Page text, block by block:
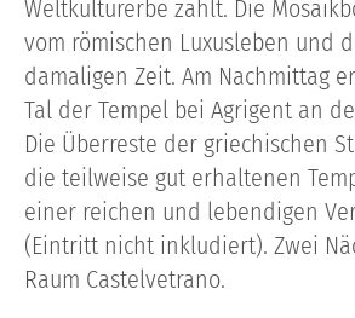
Weltkulturerbe zählt. Die
vom römischen Luxusleben und
damaligen Zeit. Am Nachmittag
Tal der Tempel bei Agrigent an
Die Überreste der griechischen
die teilweise gut erhaltenen
einer reichen und lebendigen
(Eintritt nicht inkludiert). Zwei
Raum Castelvetrano.